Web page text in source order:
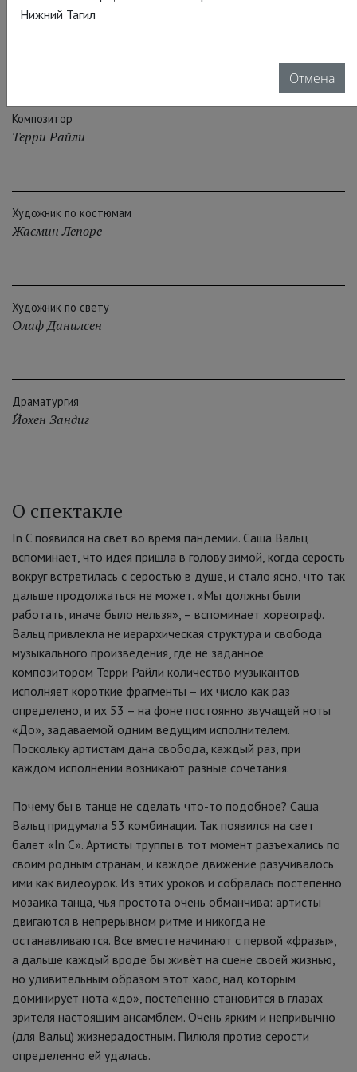
Над спектаклем работали
Композитор
Терри Райли
Художник по костюмам
Жасмин Лепоре
Художник по свету
Олаф Данилсен
Драматургия
Йохен Зандиг
О спектакле
In C появился на свет во время пандемии. Саша Вальц
вспоминает, что идея пришла в голову зимой, когда серость
вокруг встретилась с серостью в душе, и стало ясно, что так
дальше продолжаться не может. «Мы должны были
работать, иначе было нельзя», – вспоминает хореограф.
Вальц привлекла не иерархическая структура и свобода
музыкального произведения, где не заданное
композитором Терри Райли количество музыкантов
исполняет короткие фрагменты – их число как раз
определено, и их 53 – на фоне постоянно звучащей ноты
«До», задаваемой одним ведущим исполнителем.
Поскольку артистам дана свобода, каждый раз, при
каждом исполнении возникают разные сочетания.
Почему бы в танце не сделать что-то подобное? Саша
Вальц придумала 53 комбинации. Так появился на свет
балет «In C». Артисты труппы в тот момент разъехались по
своим родным странам, и каждое движение разучивалось
ими как видеоурок. Из этих уроков и собралась постепенно
мозаика танца, чья простота очень обманчива: артисты
двигаются в непрерывном ритме и никогда не
останавливаются. Все вместе начинают с первой «фразы»,
а дальше каждый вроде бы живёт на сцене своей жизнью,
но удивительным образом этот хаос, над которым
доминирует нота «до», постепенно становится в глазах
зрителя настоящим ансамблем. Очень ярким и непривычно
(для Вальц) жизнерадостным. Пилюля против серости
определенно ей удалась.
Нижний Тагил
Отмена